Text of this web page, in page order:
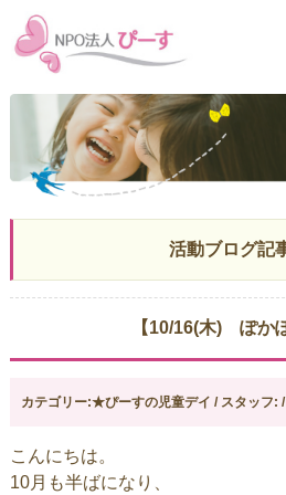
活動ブログ記
【10/16(木) ぽか
カテゴリー:★ぴーすの児童デイ / スタッフ:
こんにちは。
10月も半ばになり、